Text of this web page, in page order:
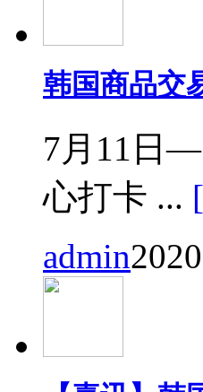
韩国商品交
7月11日
心打卡 ...
admin